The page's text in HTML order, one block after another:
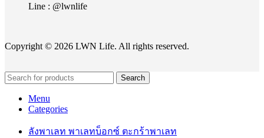
Line : @lwnlife
Copyright © 2026 LWN Life. All rights reserved.
Search
Menu
Categories
ลังพาเลท พาเลทบ็อกซ์ ตะกร้าพาเลท